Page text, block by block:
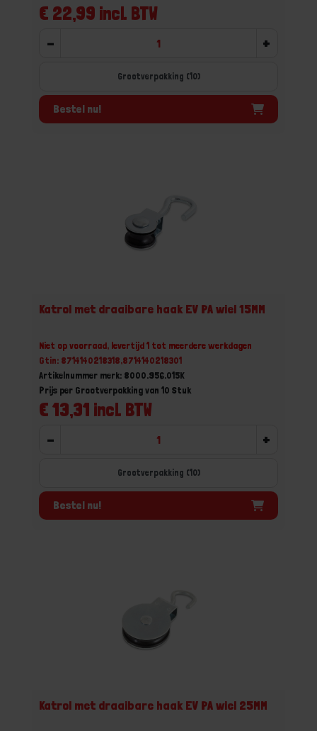
€ 22,99 incl. BTW
- +
Grootverpakking (10)
Bestel nu!
Katrol met draaibare haak EV PA wiel 15MM
Niet op voorraad, levertijd 1 tot meerdere werkdagen
Gtin: 8714140218318,8714140218301
Artikelnummer merk: 8000.956.015K
€ 13,31 incl. BTW
Prijs per Grootverpakking van 10 Stuk
- +
Grootverpakking (10)
Bestel nu!
Katrol met draaibare haak EV PA wiel 25MM